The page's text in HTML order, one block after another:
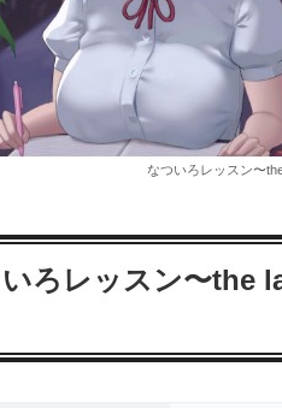
なついろレッスン〜
ろレッスン〜the